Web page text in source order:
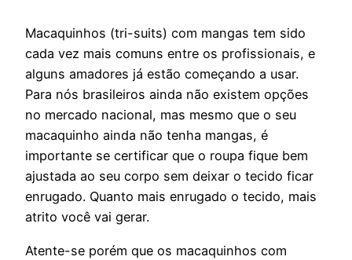
Macaquinhos (tri-suits) com mangas tem sido
cada vez mais comuns entre os profissionais, e
alguns amadores já estão começando a usar.
Para nós brasileiros ainda não existem opções
no mercado nacional, mas mesmo que o seu
macaquinho ainda não tenha mangas, é
importante se certificar que o roupa fique bem
ajustada ao seu corpo sem deixar o tecido ficar
enrugado. Quanto mais enrugado o tecido, mais
atrito você vai gerar.
Atente-se porém que os macaquinhos com